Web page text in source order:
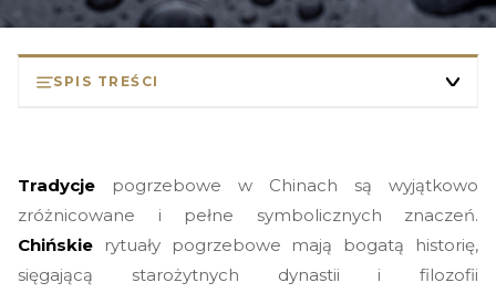
SPIS TREŚCI
pogrzebowych
Proces pochówku i kremacji w Chinach
Tradycje pogrzebowe w Chinach są wyjątkowo
zróżnicowane i pełne symbolicznych znaczeń.
Chińskie rytuały pogrzebowe mają bogatą historię,
sięgającą starożytnych dynastii i filozofii